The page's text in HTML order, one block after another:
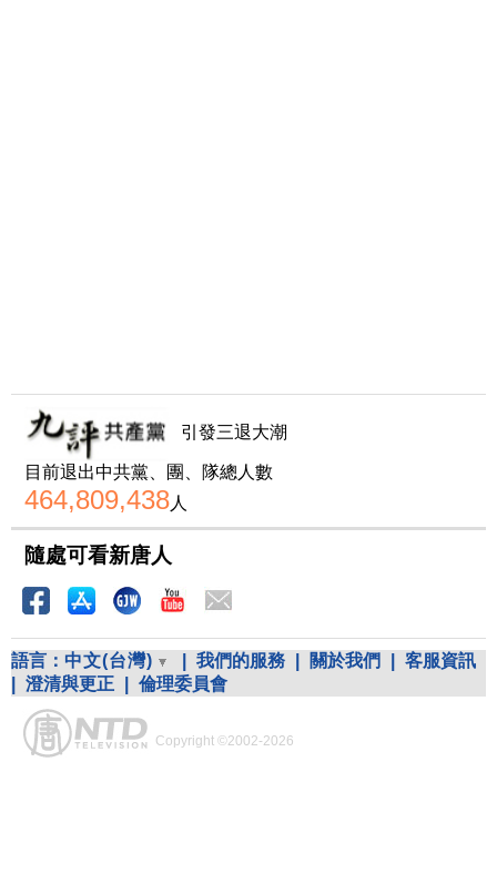
引發三退大潮
目前退出中共黨、團、隊總人數
464,809,438人
隨處可看新唐人
語言： 中文(台灣) 我們的服務 關於我們
客服資訊
澄清與更正 倫理委員會
Copyright ©2002-2026